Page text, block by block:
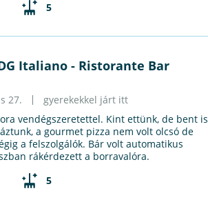
5
Italiano - Ristorante Bar
27.
gyerekekkel járt itt
vendégszeretettel. Kint ettünk, de bent is
a gourmet pizza nem volt olcsó de
a felszolgálók. Bár volt automatikus
rákérdezett a borravalóra.
5